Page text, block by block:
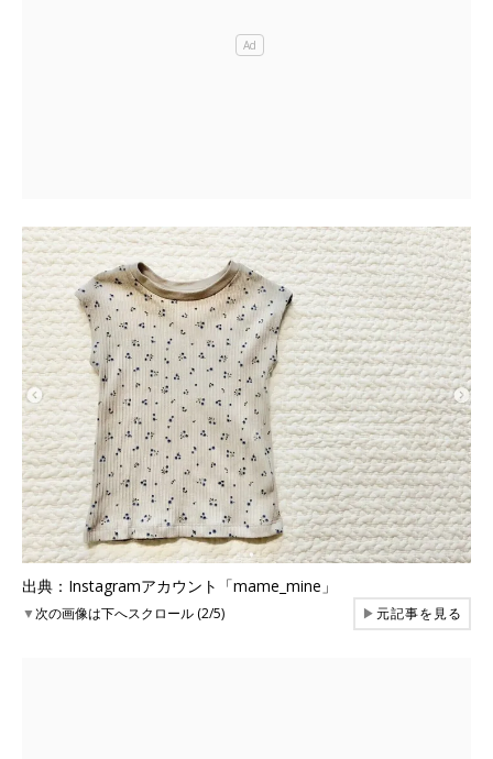
出典：Instagramアカウント「mame_mine」
▼次の画像は下へスクロール (2/5) ▶元記事を見る